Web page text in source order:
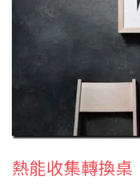
熱能收集轉換桌